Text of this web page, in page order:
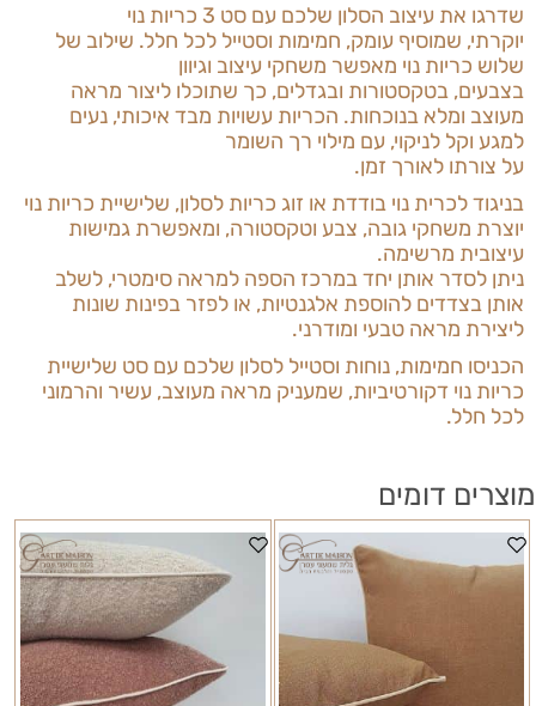
שדרגו את עיצוב הסלון שלכם עם סט 3 כריות נוי
יוקרתי, שמוסיף עומק, חמימות וסטייל לכל חלל. שילוב של
שלוש כריות נוי מאפשר משחקי עיצוב וגיוון
בצבעים, בטקסטורות ובגדלים, כך שתוכלו ליצור מראה
מעוצב ומלא בנוכחות. הכריות עשויות מבד איכותי, נעים
למגע וקל לניקוי, עם מילוי רך השומר
על צורתו לאורך זמן.
בניגוד לכרית נוי בודדת או זוג כריות לסלון, שלישיית כריות נוי
יוצרת משחקי גובה, צבע וטקסטורה, ומאפשרת גמישות
עיצובית מרשימה.
ניתן לסדר אותן יחד במרכז הספה למראה סימטרי, לשלב
אותן בצדדים להוספת אלגנטיות, או לפזר בפינות שונות
ליצירת מראה טבעי ומודרני.
הכניסו חמימות, נוחות וסטייל לסלון שלכם עם סט שלישיית
כריות נוי דקורטיביות, שמעניק מראה מעוצב, עשיר והרמוני
לכל חלל.
מוצרים דומים